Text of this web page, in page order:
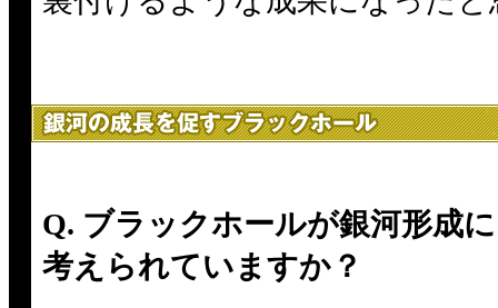
Q. ブラックホールが銀河形成
考えられていますか？